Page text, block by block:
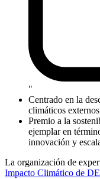
"
Centrado en la
climáticos externos
Premio a la
ejemplar en
innovación y
La organización de
Impacto Climático de